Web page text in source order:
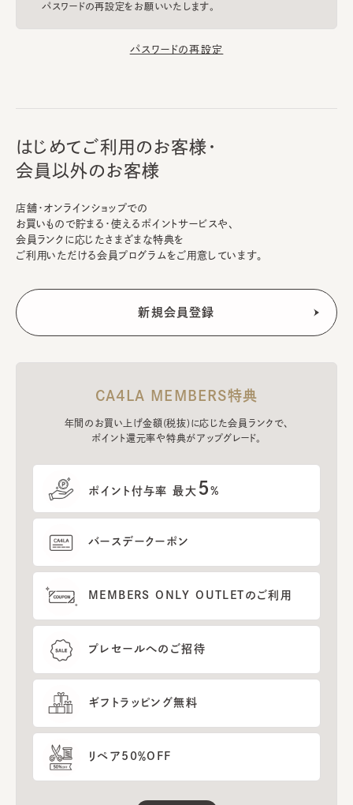
パスワードの再設定をお願いいたします。
パスワードの再設定
はじめてご利用のお客様・
会員以外のお客様
店舗・オンラインショップでの
お買いもので貯まる・使えるポイントサービスや、
会員ランクに応じたさまざまな特典を
ご利用いただける会員プログラムをご用意しています。
CA4LA MEMBERS特典
年間のお買い上げ金額(税抜)に応じた会員ランクで、
ポイント還元率や特典がアップグレード。
ポイント付与率 最大 5%
バースデークーポン
MEMBERS ONLY OUTLETのご利用
プレセールへのご招待
ギフトラッピング無料
リペア50％OFF